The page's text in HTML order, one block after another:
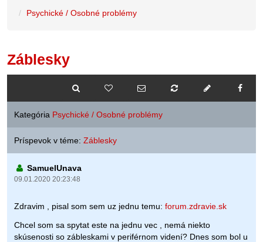
Psychické / Osobné problémy
Záblesky
Kategória Psychické / Osobné problémy
Príspevok v téme: Záblesky
SamuelUnava
09.01.2020 20:23:48
Zdravim , pisal som sem uz jednu temu: forum.zdravie.sk
Chcel som sa spytat este na jednu vec , nemá niekto
skúsenosti so zábleskami v periférnom videní? Dnes som bol u